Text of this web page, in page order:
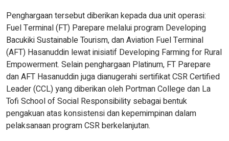
Penghargaan tersebut diberikan kepada dua unit operasi:
Fuel Terminal (FT) Parepare melalui program Developing
Bacukiki Sustainable Tourism, dan Aviation Fuel Terminal
(AFT) Hasanuddin lewat inisiatif Developing Farming for Rural
Empowerment. Selain penghargaan Platinum, FT Parepare
dan AFT Hasanuddin juga dianugerahi sertifikat CSR Certified
Leader (CCL) yang diberikan oleh Portman College dan La
Tofi School of Social Responsibility sebagai bentuk
pengakuan atas konsistensi dan kepemimpinan dalam
pelaksanaan program CSR berkelanjutan.